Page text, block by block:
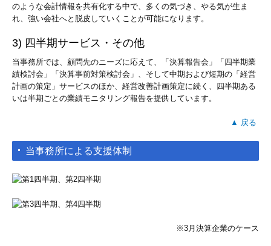
のような会計情報を共有化する中で、多くの気づき、やる気が生ま
れ、強い会社へと脱皮していくことが可能になります。
3) 四半期サービス・その他
当事務所では、顧問先のニーズに応えて、「決算報告会」「四半期業
績検討会」「決算事前対策検討会」、そして中期および短期の「経営
計画の策定」サービスのほか、経営改善計画策定に続く、四半期ある
いは半期ごとの業績モニタリング報告を提供しています。
▲ 戻る
当事務所による支援体制
※3月決算企業のケース